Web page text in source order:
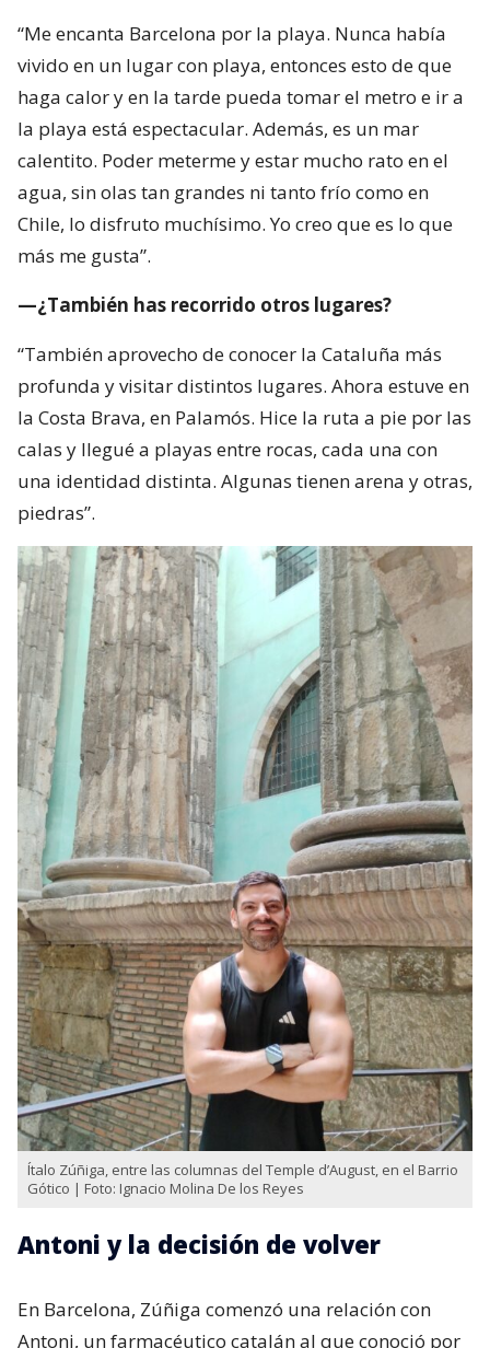
“Me encanta Barcelona por la playa. Nunca había
vivido en un lugar con playa, entonces esto de que
haga calor y en la tarde pueda tomar el metro e ir a
la playa está espectacular. Además, es un mar
calentito. Poder meterme y estar mucho rato en el
agua, sin olas tan grandes ni tanto frío como en
Chile, lo disfruto muchísimo. Yo creo que es lo que
más me gusta”.
—¿También has recorrido otros lugares?
“También aprovecho de conocer la Cataluña más
profunda y visitar distintos lugares. Ahora estuve en
la Costa Brava, en Palamós. Hice la ruta a pie por las
calas y llegué a playas entre rocas, cada una con
una identidad distinta. Algunas tienen arena y otras,
piedras”.
Ítalo Zúñiga, entre las columnas del Temple d’August, en el Barrio
Gótico | Foto: Ignacio Molina De los Reyes
Antoni y la decisión de volver
En Barcelona, Zúñiga comenzó una relación con
Antoni, un farmacéutico catalán al que conoció por